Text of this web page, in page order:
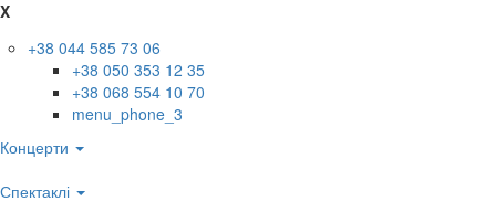
X
+38 044 585 73 06
+38 050 353 12 35
+38 068 554 10 70
menu_phone_3
Концерти
Спектаклі